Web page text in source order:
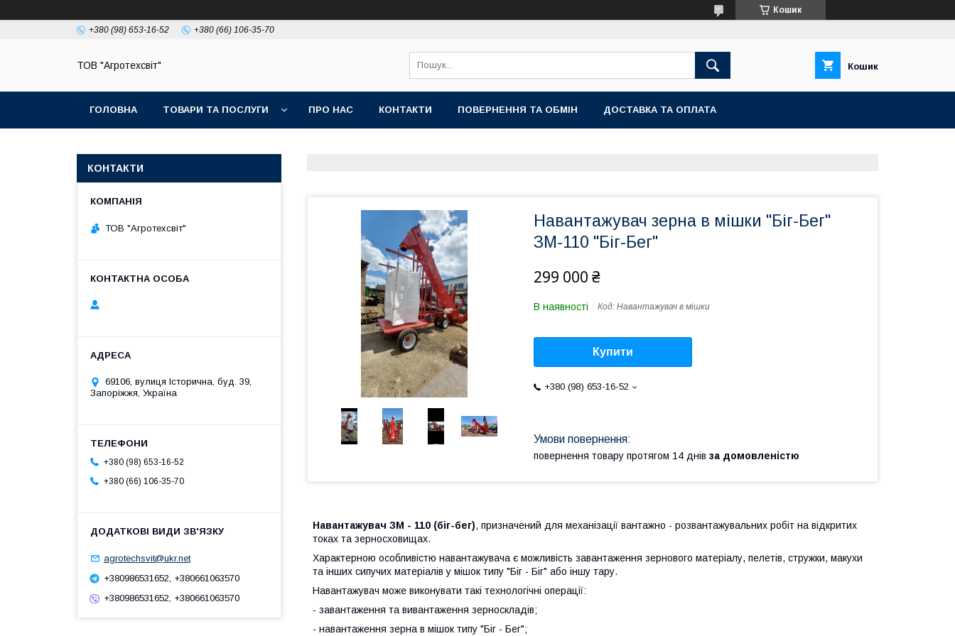
Кошик
+380 (98) 653-16-52 +380 (66) 106-35-70
ТОВ "Агротехсвіт" Кошик
ГОЛОВНА ТОВАРИ ТА ПОСЛУГИ ПРО НАС КОНТАКТИ ПОВЕРНЕННЯ ТА ОБМІН ДОСТАВКА ТА ОПЛАТА
Навантажувач зерна в мішки "Біг-Бег"
ЗМ-110 "Біг-Бег"
299 000 ₴
В наявності Код: Навантажувач в мішки
Купити
+380 (98) 653-16-52
повернення товару протягом 14 днів за домовленістю
Навантажувач ЗМ - 110 (біг-бег), призначений для механізації вантажно - розвантажувальних робіт на відкритих
токах та зерносховищах.
Характерною особливістю навантажувача є можливість завантаження зернового матеріалу, пелетів, стружки, макухи
та інших сипучих матеріалів у мішок типу "Біг - Біг" або іншу тару.
Навантажувач може виконувати такі технологічні операції:
- завантаження та вивантаження зерноскладів;
- навантаження зерна в мішок типу "Біг - Бег";
КОНТАКТИ
ТОВ "Агротехсвіт"
69106, вулиця Історична, буд. 39,
Запоріжжя, Україна
+380 (98) 653-16-52
+380 (66) 106-35-70
agrotechsvit@ukr.net
+380986531652, +380661063570
+380986531652, +380661063570